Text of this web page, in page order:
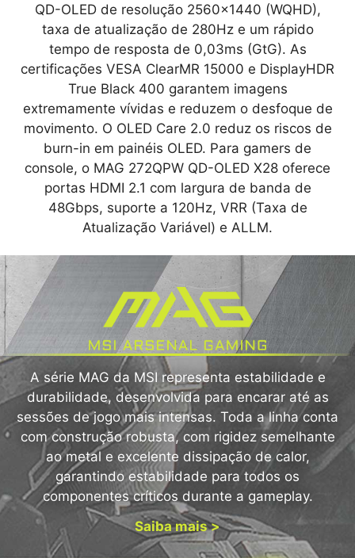
QD-OLED de resolução 2560x1440 (WQHD),
taxa de atualização de 280Hz e um rápido
tempo de resposta de 0,03ms (GtG). As
certificações VESA ClearMR 15000 e DisplayHDR
True Black 400 garantem imagens
extremamente vívidas e reduzem o desfoque de
movimento. O OLED Care 2.0 reduz os riscos de
burn-in em painéis OLED. Para gamers de
console, o MAG 272QPW QD-OLED X28 oferece
portas HDMI 2.1 com largura de banda de
48Gbps, suporte a 120Hz, VRR (Taxa de
Atualização Variável) e ALLM.
A série MAG da MSI representa estabilidade e
durabilidade, desenvolvida para encarar até as
sessões de jogo mais intensas. Toda a linha conta
com construção robusta, com rigidez semelhante
ao metal e excelente dissipação de calor,
garantindo estabilidade para todos os
componentes críticos durante a gameplay.
Saiba mais >